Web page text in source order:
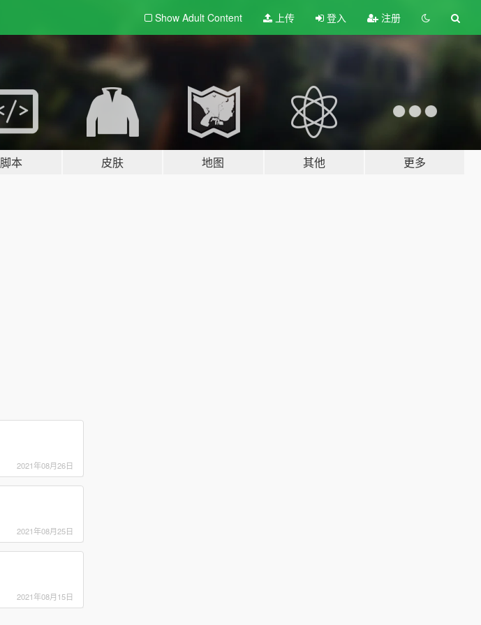
Show Adult Content 上传 登入 注册
脚本 皮肤 地图 其他 更多
2021年08月26日
2021年08月25日
2021年08月15日